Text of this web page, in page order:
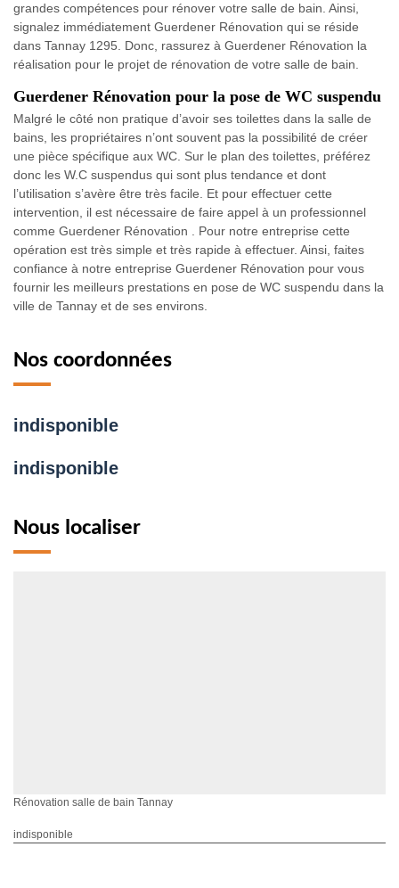
grandes compétences pour rénover votre salle de bain. Ainsi,
signalez immédiatement Guerdener Rénovation qui se réside
dans Tannay 1295. Donc, rassurez à Guerdener Rénovation la
réalisation pour le projet de rénovation de votre salle de bain.
Guerdener Rénovation pour la pose de WC suspendu
Malgré le côté non pratique d’avoir ses toilettes dans la salle de
bains, les propriétaires n’ont souvent pas la possibilité de créer
une pièce spécifique aux WC. Sur le plan des toilettes, préférez
donc les W.C suspendus qui sont plus tendance et dont
l’utilisation s’avère être très facile. Et pour effectuer cette
intervention, il est nécessaire de faire appel à un professionnel
comme Guerdener Rénovation . Pour notre entreprise cette
opération est très simple et très rapide à effectuer. Ainsi, faites
confiance à notre entreprise Guerdener Rénovation pour vous
fournir les meilleurs prestations en pose de WC suspendu dans la
ville de Tannay et de ses environs.
Nos coordonnées
indisponible
indisponible
Nous localiser
Rénovation salle de bain Tannay
indisponible